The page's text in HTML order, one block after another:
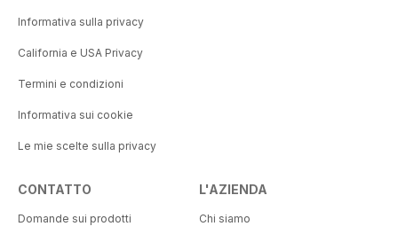
Informativa sulla privacy
California e USA Privacy
Termini e condizioni
Informativa sui cookie
Le mie scelte sulla privacy
CONTATTO
Domande sui prodotti
L'AZIENDA
Chi siamo